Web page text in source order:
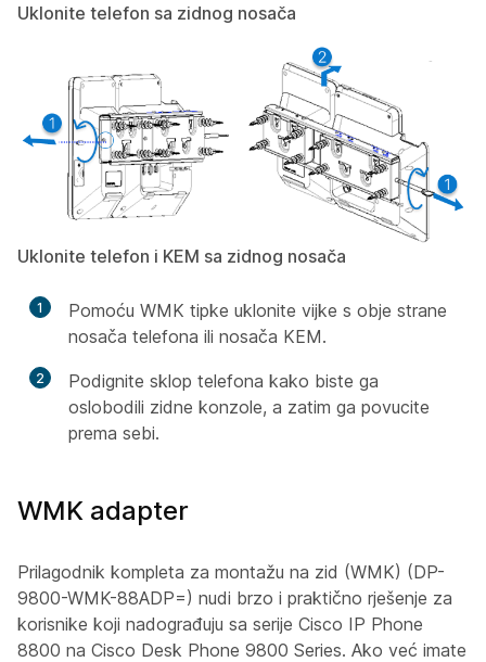
Uklonite telefon sa zidnog nosača
Uklonite telefon i KEM sa zidnog nosača
1
Pomoću WMK tipke uklonite vijke s obje strane
nosača telefona ili nosača KEM.
2
Podignite sklop telefona kako biste ga
oslobodili zidne konzole, a zatim ga povucite
prema sebi.
WMK adapter
Prilagodnik kompleta za montažu na zid (WMK) (DP-
9800-WMK-88ADP=) nudi brzo i praktično rješenje za
korisnike koji nadograđuju sa serije Cisco IP Phone
8800 na Cisco Desk Phone 9800 Series. Ako već imate